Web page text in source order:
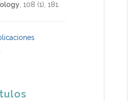
, 108 (1), 181.